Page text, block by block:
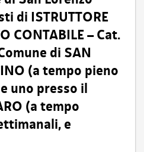
di ISTRUTTORE
CONTABILE – Cat.
di SAN
(a tempo pieno
uno presso il
(a tempo
e